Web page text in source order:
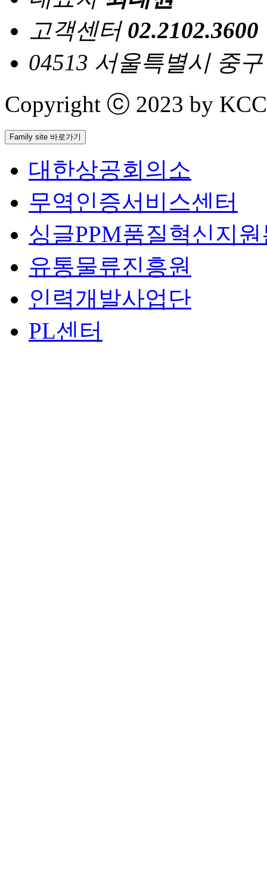
고객센터 02.2102.3600
04513 서울특별시 중
Copyright ⓒ 2023 by
Family site 바로가기
대한상공회의소
무역인증서비스센터
싱글PPM품질혁신지
유통물류진흥원
인력개발사업단
PL센터